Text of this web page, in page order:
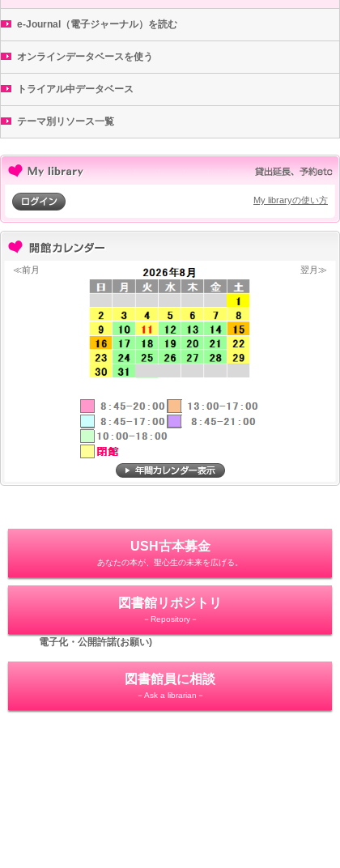
e-Journal（電子ジャーナル）を読む
オンラインデータベースを使う
トライアル中データベース
テーマ別リソース一覧
My libraryの使い方
≪前月 翌月≫
USH古本募金
あなたの本が、聖心生の未来を広げる。
図書館リポジトリ
－Repository－
電子化・公開許諾(お願い)
図書館員に相談
－Ask a librarian－